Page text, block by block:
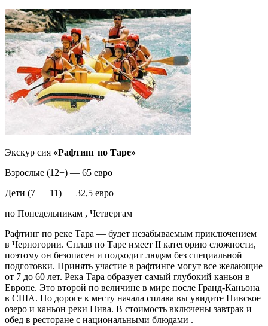
Экскур сия «Рафтинг по Таре»
Взрослые (12+) — 65 евро
Дети (7 — 11) — 32,5 евро
по Понедельникам , Четвергам
Рафтинг по реке Тара — будет незабываемым приключением
в Черногории. Сплав по Таре имеет II категорию сложности,
поэтому он безопасен и подходит людям без специальной
подготовки. Принять участие в рафтинге могут все желающие
от 7 до 60 лет. Река Тара образует самый глубокий каньон в
Европе. Это второй по величине в мире после Гранд-Каньона
в США. По дороге к месту начала сплава вы увидите Пивское
озеро и каньон реки Пива. В стоимость включены завтрак и
обед в ресторане с национальными блюдами .